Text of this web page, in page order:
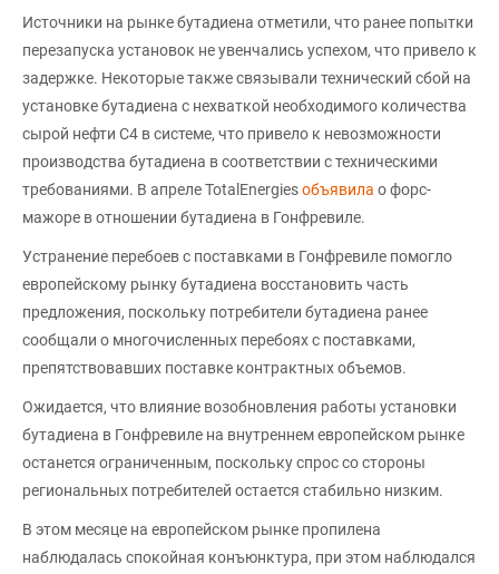
Источники на рынке бутадиена отметили, что ранее попытки
перезапуска установок не увенчались успехом, что привело к
задержке. Некоторые также связывали технический сбой на
установке бутадиена с нехваткой необходимого количества
сырой нефти C4 в системе, что привело к невозможности
производства бутадиена в соответствии с техническими
требованиями. В апреле TotalEnergiesобъявила о форс-
мажоре в отношении бутадиена в Гонфревиле.
Устранение перебоев с поставками в Гонфревиле помогло
европейскому рынку бутадиена восстановить часть
предложения, поскольку потребители бутадиена ранее
сообщали о многочисленных перебоях с поставками,
препятствовавших поставке контрактных объемов.
Ожидается, что влияние возобновления работы установки
бутадиена в Гонфревиле на внутреннем европейском рынке
останется ограниченным, поскольку спрос со стороны
региональных потребителей остается стабильно низким.
В этом месяце на европейском рынке пропилена
наблюдалась спокойная конъюнктура, при этом наблюдался